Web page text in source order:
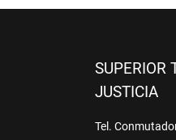
SUPERIOR
JUSTICIA
Tel.